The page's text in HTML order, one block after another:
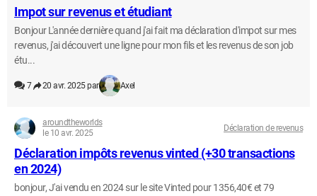
Impot sur revenus et étudiant
Bonjour L'année dernière quand j'ai fait ma déclaration d'impot sur mes
revenus, j'ai découvert une ligne pour mon fils et les revenus de son job
étu...
7 20 avr. 2025 par Axel
aroundtheworlds
le 10 avr. 2025
Déclaration de revenus
Déclaration impôts revenus vinted (+30 transactions
en 2024)
bonjour, J'ai vendu en 2024 sur le site Vinted pour 1356,40€ et 79